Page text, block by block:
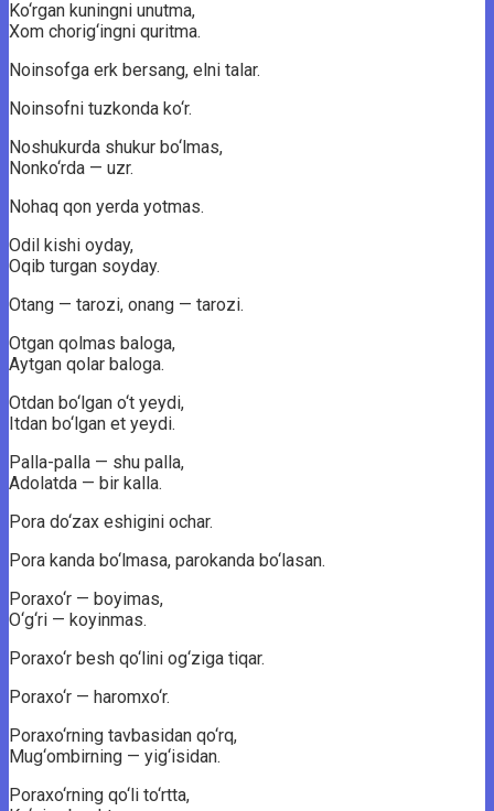
Ko‘rgan kuningni unutma,
Xom chorig‘ingni quritma.
Noinsofga erk bersang, elni talar.
Noinsofni tuzkonda ko‘r.
Noshukurda shukur bo‘lmas,
Nonko‘rda — uzr.
Nohaq qon yerda yotmas.
Odil kishi oyday,
Oqib turgan soyday.
Otang — tarozi, onang — tarozi.
Otgan qolmas baloga,
Aytgan qolar baloga.
Otdan bo‘lgan o‘t yeydi,
Itdan bo‘lgan et yeydi.
Palla-palla — shu palla,
Adolatda — bir kalla.
Pora do‘zax eshigini ochar.
Pora kanda bo‘lmasa, parokanda bo‘lasan.
Poraxo‘r — boyimas,
O‘g‘ri — koyinmas.
Poraxo‘r besh qo‘lini og‘ziga tiqar.
Poraxo‘r — haromxo‘r.
Poraxo‘rning tavbasidan qo‘rq,
Mug‘ombirning — yig‘isidan.
Poraxo‘rning qo‘li to‘rtta,